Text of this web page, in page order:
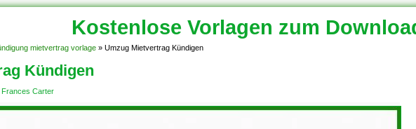
Kostenlose Vorlagen zum
mietvertrag vorlage » Umzug Mietvertrag Kündigen
Kündigen
Frances Carter